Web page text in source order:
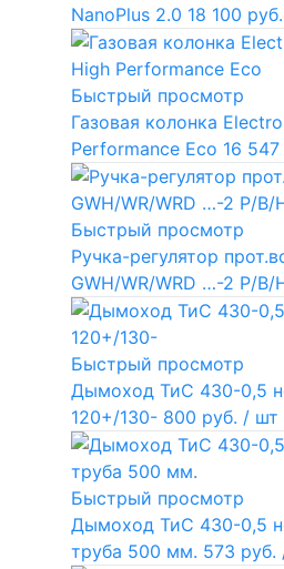
NanoPlus 2.0 18 100 руб.
Быстрый просмотр
Газовая колонка
Performance Eco 16 547
Быстрый просмотр
Ручка-регулятор
GWH/WR/WRD …-2 P/B/
Быстрый просмотр
Дымоход ТиС 430-0,5
120+/130- 800 руб. / шт
Быстрый просмотр
Дымоход ТиС 430-0,5
труба 500 мм. 573 руб.